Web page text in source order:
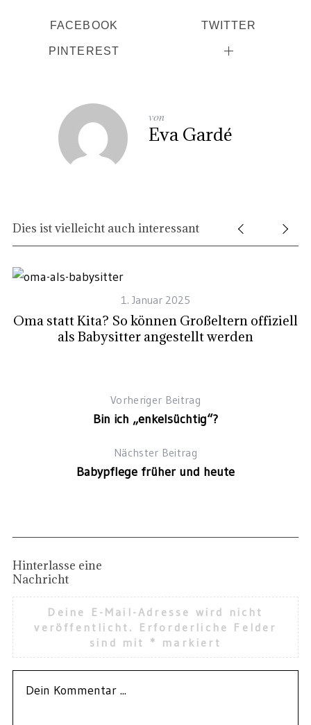
FACEBOOK TWITTER
PINTEREST
von
Eva Gardé
Dies ist vielleicht auch interessant
1. Januar 2025
Oma statt Kita? So können Großeltern offiziell
als Babysitter angestellt werden
Vorheriger Beitrag
Bin ich „enkelsüchtig“?
Nächster Beitrag
Babypflege früher und heute
Hinterlasse eine
Nachricht
Deine E-Mail-Adresse wird nicht
veröffentlicht.
Erforderliche Felder
sind mit * markiert